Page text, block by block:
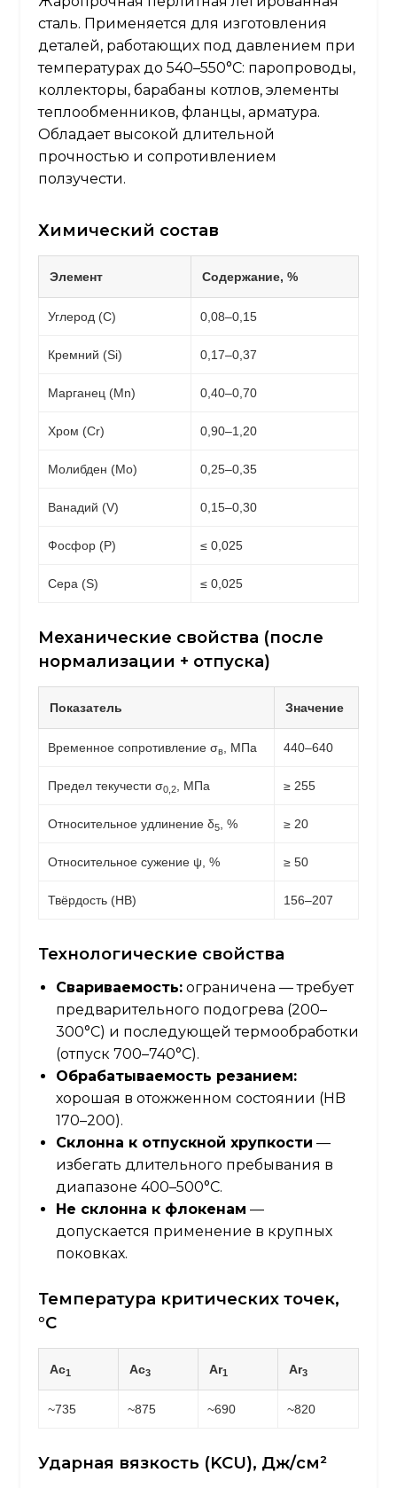
сталь. Применяется для изготовления
деталей, работающих под давлением при
температурах до 540–550°C: паропроводы,
коллекторы, барабаны котлов, элементы
теплообменников, фланцы, арматура.
Обладает высокой длительной
прочностью и сопротивлением
ползучести.
Химический состав
Элемент Содержание, %
Углерод (C) 0,08–0,15
Кремний (Si) 0,17–0,37
Марганец (Mn) 0,40–0,70
Хром (Cr) 0,90–1,20
Молибден (Mo) 0,25–0,35
Ванадий (V) 0,15–0,30
Фосфор (P) ≤ 0,025
Сера (S) ≤ 0,025
Механические свойства (после
нормализации + отпуска)
Показатель Значение
Временное сопротивление σв , МПа 440–640
Предел текучести σ0,2 , МПа ≥ 255
Относительное удлинение δ5 , % ≥ 20
Относительное сужение ψ, % ≥ 50
Твёрдость (HB) 156–207
Технологические свойства
Свариваемость: ограничена — требует
предварительного подогрева (200–
300°C) и последующей термообработки
(отпуск 700–740°C).
Обрабатываемость резанием:
хорошая в отожженном состоянии (HB
170–200).
Склонна к отпускной хрупкости —
избегать длительного пребывания в
диапазоне 400–500°C.
Не склонна к флокенам —
допускается применение в крупных
поковках.
Температура критических точек,
°C
Ac1 Ac3 Ar1 Ar3
~735 ~875 ~690 ~820
Ударная вязкость (KCU), Дж/см²